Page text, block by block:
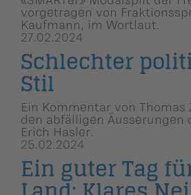
vorgetragen von
Kaufmann, im Wortlaut.
27.02.2024
Schlechter
Stil
Ein Kommentar von Thomas
den abfälligen Äusserungen
Erich Hasler.
25.02.2024
Ein guter Tag